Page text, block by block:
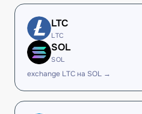
LTC
LTC
SOL
SOL
exchange LTC на SOL →